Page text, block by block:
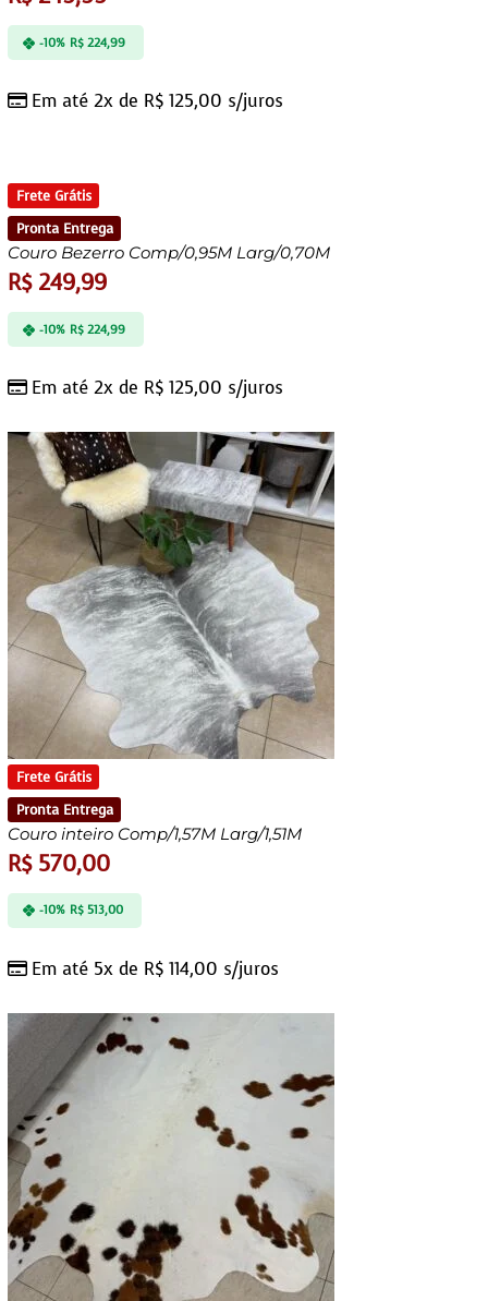
Em até 2x de R$ 125,00 s/juros
-10% R$224,99
Frete Grátis
Pronta Entrega
Couro Bezerro Comp/0,95M Larg/0,70M
R$249,99
Em até 2x de R$ 125,00 s/juros
-10% R$224,99
Frete Grátis
Pronta Entrega
Couro inteiro Comp/1,57M Larg/1,51M
R$570,00
Em até 5x de R$ 114,00 s/juros
-10% R$513,00